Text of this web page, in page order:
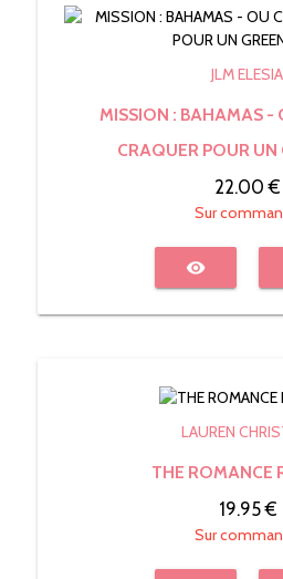
JLM ELESIA
MISSION : BAHAMAS -
CRAQUER POUR UN
22.00 €
Sur
visibility
LAUREN
THE ROMANCE
19.95 €
Sur